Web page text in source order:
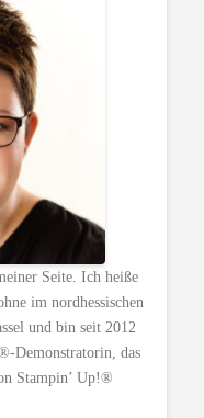
Seite. Ich heiße
im nordhessischen
und bin seit 2012
Demonstratorin, das
Stampin’ Up!®